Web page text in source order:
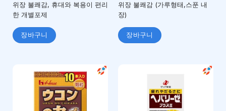
위장 불쾌감, 휴대와 복용이 편리
한 개별포제
장바구니
위장 불쾌감 (가루형태,스푼 내
장)
장바구니